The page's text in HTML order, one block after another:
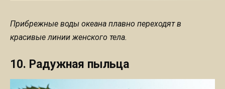
Прибрежные воды океана плавно переходят в
красивые линии женского тела.
10. Радужная пыльца